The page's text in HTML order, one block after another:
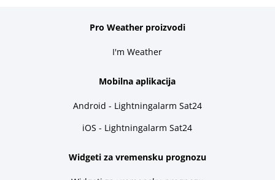
Pro Weather proizvodi
I'm Weather
Mobilna aplikacija
Android - Lightningalarm Sat24
iOS - Lightningalarm Sat24
Widgeti za vremensku prognozu